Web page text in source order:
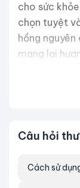
cho sức
chọn tuyệt
hồng
mang lại
có thể uống
📖 CÔNG
Câu hỏi
Cách sử